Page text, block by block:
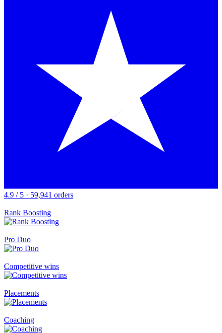
4.9 / 5 · 59,941 orders
Rank Boosting
Pro Duo
Competitive wins
Placements
Coaching